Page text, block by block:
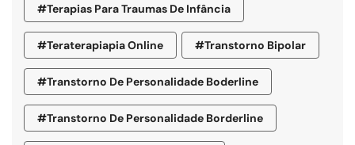
#terapias Para Traumas De Infância
#teraterapiapia Online #transtorno Bipolar
#transtorno De Personalidade Boderline
#Transtorno De Personalidade Borderline